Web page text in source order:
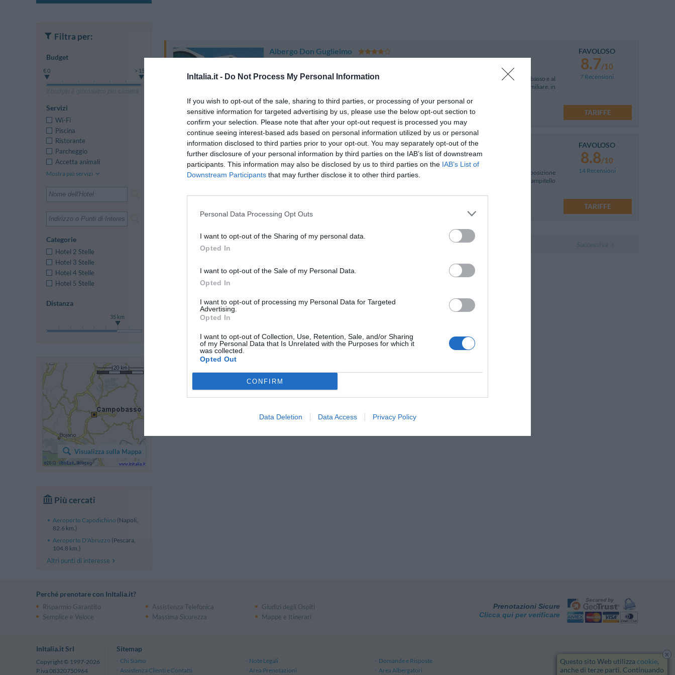
InItalia.it - Do Not Process My Personal Information
If you wish to opt-out of the sale, sharing to third parties, or processing of your personal or
sensitive information for targeted advertising by us, please use the below opt-out section to
confirm your selection. Please note that after your opt-out request is processed you may
continue seeing interest-based ads based on personal information utilized by us or personal
information disclosed to third parties prior to your opt-out. You may separately opt-out of the
further disclosure of your personal information by third parties on the IAB’s list of downstream
participants. This information may also be disclosed by us to third parties on the IAB’s List of
Downstream Participants that may further disclose it to other third parties.
Personal Data Processing Opt Outs
I want to opt-out of the Sharing of my personal data.
Opted In
I want to opt-out of the Sale of my Personal Data.
Opted In
I want to opt-out of processing my Personal Data for Targeted
Advertising.
Opted In
I want to opt-out of Collection, Use, Retention, Sale, and/or Sharing
of my Personal Data that Is Unrelated with the Purposes for which it
was collected.
Opted Out
CONFIRM
Data Deletion Data Access Privacy Policy
Albergo Don Guglielmo
L'Albergo Don Guglielmo sorge su una collina panoramica in posizione dominante rispetto a Campobasso e al
Castello di Monforte. Completamente immersa nel verde, la struttura offre un ambiente raffinato e familiare, in
Ultima struttura prenotata
FAVOLOSO
8.7/10
7 Recensioni
TARIFFE
Cascina Garden Hotel
Contrada Tappino 61,Campobasso
Mappa
L'Hotel Ristorante La Cascina è situato a soli 2 km dal centro di Campobasso, in splendida posizione
panoramica rispetto al Massiccio Montuoso del Matese, ove insiste la ben nota stazione sciistica di Campitello
FAVOLOSO
8.8/10
14 Recensioni
TARIFFE
Precedente
Filtra per:
Budget
€ 0 > 150
Il budget è giornaliero per camera
Servizi
Wi-Fi
Piscina
Ristorante
Parcheggio
Accetta animali
Mostra più servizi
Categorie
Hotel 2 Stelle
Hotel 3 Stelle
Hotel 4 Stelle
Hotel 5 Stelle
Distanza
35 km
Visualizza sulla Mappa
Più cercati
Aeroporto Capodichino (Napoli,
82.6 km.)
Aeroporto D'Abruzzo (Pescara,
104.8 km.)
Altri punti di interesse
Perché prenotare con InItalia.it?
Risparmio Garantito Assistenza Telefonica
Giudizi degli Ospiti
Semplice e Veloce
Massima Sicurezza Mappe e Itinerari
Prenotazioni Sicure
Clicca qui per verificare
InItalia.it Srl
Copyright © 1997-2026
P.iva 08320750964
Sitemap
Chi Siamo Note Legali
Domande e Risposte
Assistenza Clienti e Contatti
Area Prenotazioni Area Albergatori
x
Questo sito Web utilizza cookie,
anche di terze parti. Continuando